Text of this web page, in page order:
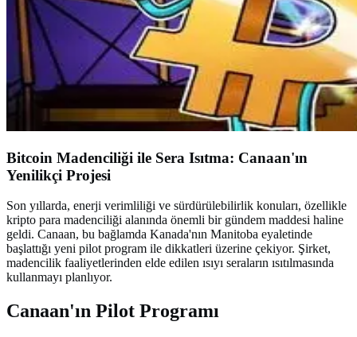
Bitcoin Madenciliği ile Sera Isıtma: Canaan'ın
Yenilikçi Projesi
Son yıllarda, enerji verimliliği ve sürdürülebilirlik konuları, özellikle
kripto para madenciliği alanında önemli bir gündem maddesi haline
geldi. Canaan, bu bağlamda Kanada'nın Manitoba eyaletinde
başlattığı yeni pilot program ile dikkatleri üzerine çekiyor. Şirket,
madencilik faaliyetlerinden elde edilen ısıyı seraların ısıtılmasında
kullanmayı planlıyor.
Canaan'ın Pilot Programı